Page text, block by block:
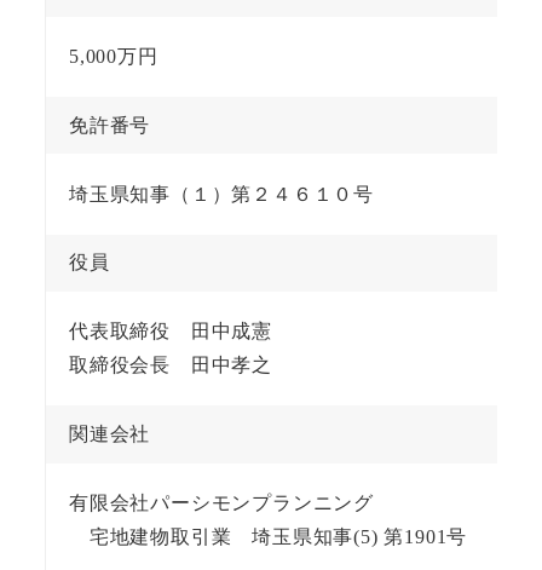
5,000万円
免許番号
埼玉県知事（１）第２４６１０号
役員
代表取締役 田中成憲
取締役会長 田中孝之
関連会社
有限会社パーシモンプランニング
宅地建物取引業 埼玉県知事(5) 第1901号